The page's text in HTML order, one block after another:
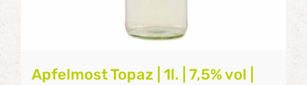
Apfelmost Topaz | 1l. | 7,5% vol |